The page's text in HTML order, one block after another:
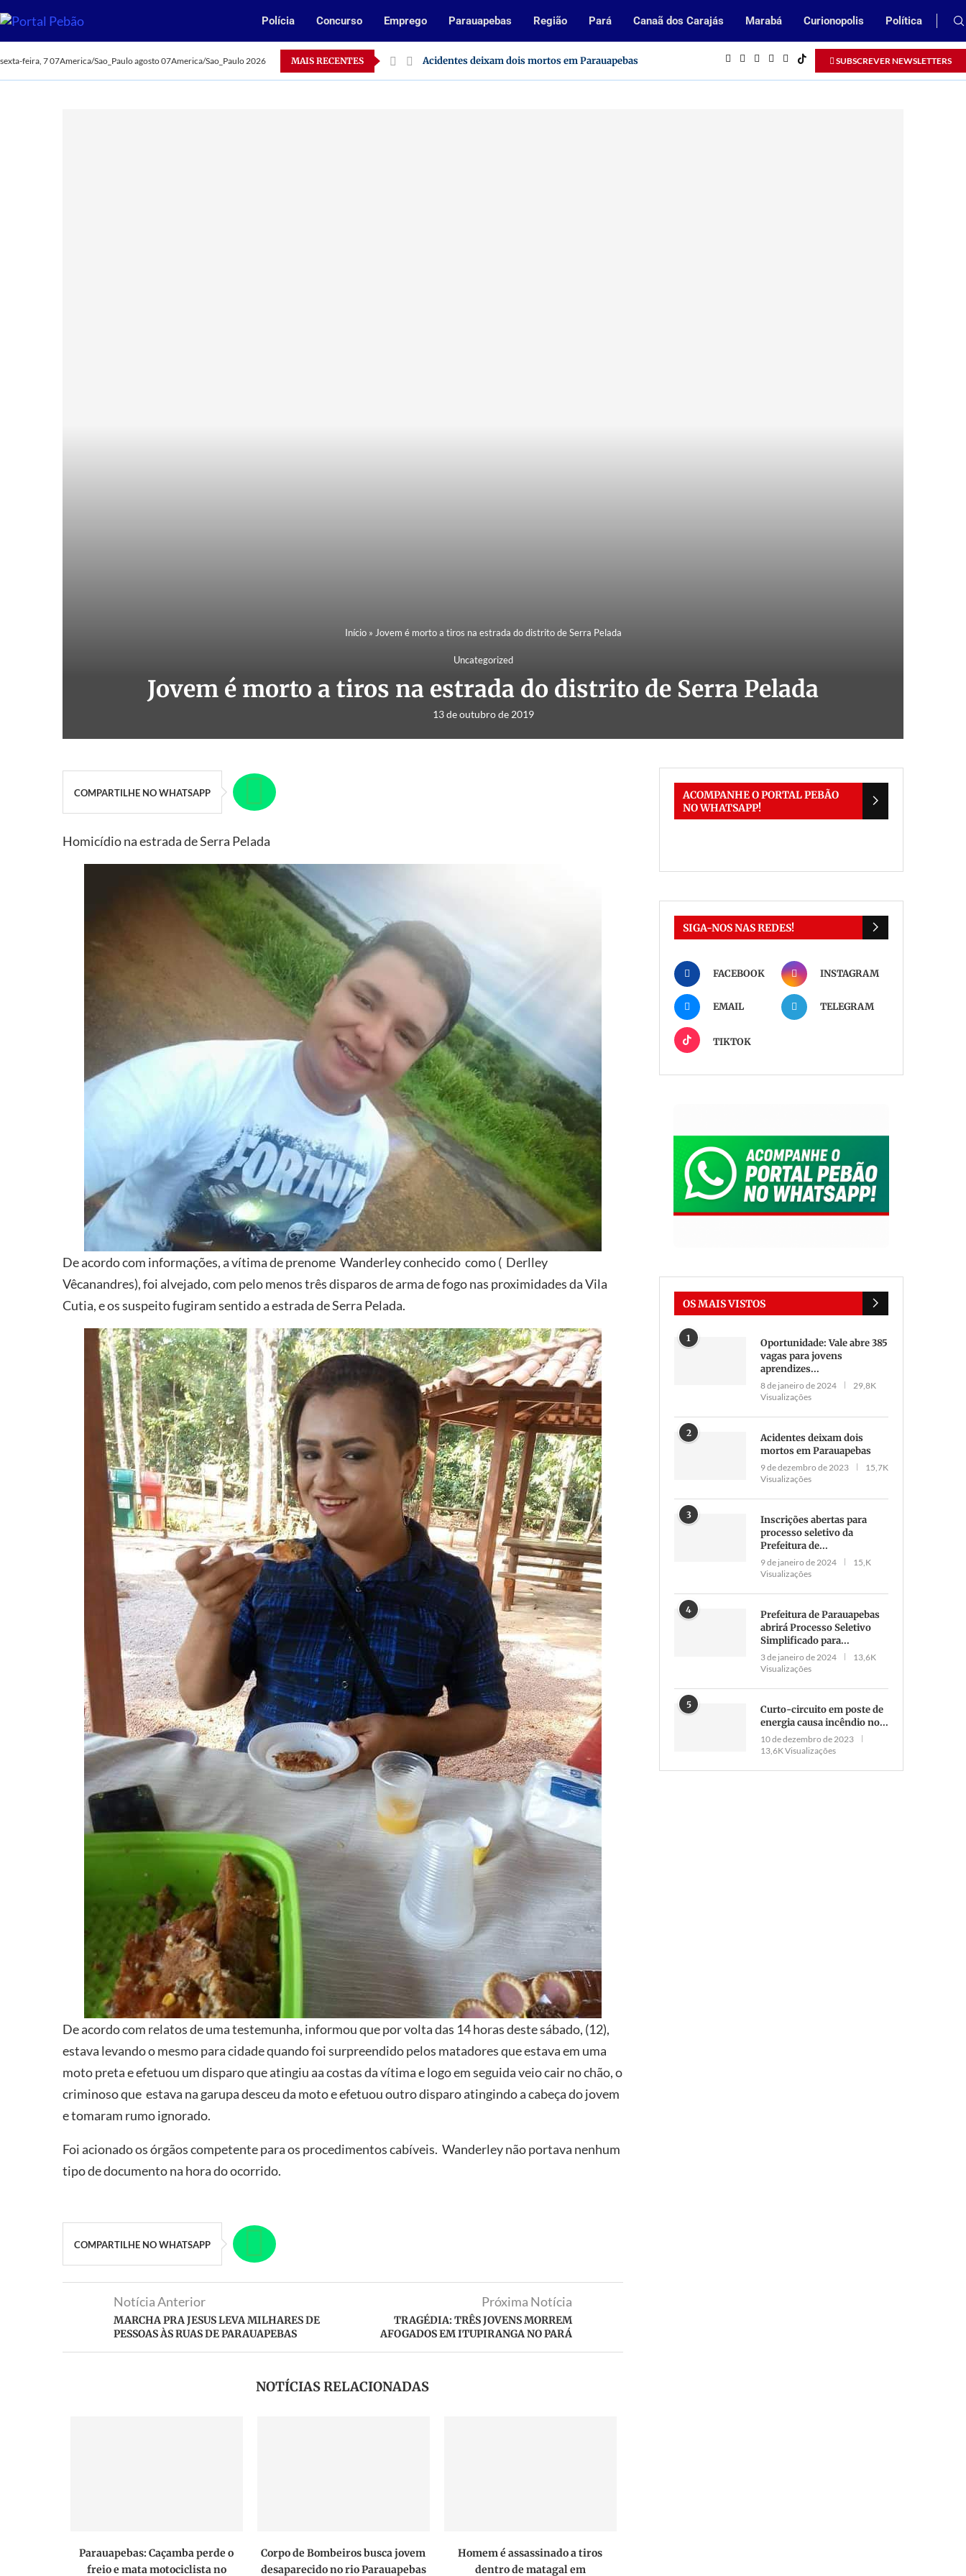
Polícia Concurso Emprego Parauapebas Região Pará Canaã dos Carajás Marabá Curionopolis Política
sexta-feira, 7 07America/Sao_Paulo agosto 07America/Sao_Paulo 2026 MAIS RECENTES
Acidentes deixam dois mortos em Parauapebas Inscrições abertas para processo seletivo da Prefeitura de Parauapebas Prefeitura de Parauapebas abrirá
SUBSCREVER NEWSLETTERS
Início» Jovem é morto a tiros na estrada do distrito de Serra Pelada
Uncategorized
Jovem é morto a tiros na estrada do distrito de Serra Pelada
13 de outubro de 2019
COMPARTILHE NO WHATSAPP
Homicídio na estrada de Serra Pelada
De acordo com informações, a vítima de prenome Wanderley conhecido como ( Derlley
Vêcanandres), foi alvejado, com pelo menos três disparos de arma de fogo nas proximidades da Vila
Cutia, e os suspeito fugiram sentido a estrada de Serra Pelada.
De acordo com relatos de uma testemunha, informou que por volta das 14 horas deste sábado, (12),
estava levando o mesmo para cidade quando foi surpreendido pelos matadores que estava em uma
moto preta e efetuou um disparo que atingiu aa costas da vítima e logo em seguida veio cair no chão, o
criminoso que estava na garupa desceu da moto e efetuou outro disparo atingindo a cabeça do jovem
e tomaram rumo ignorado.
Foi acionado os órgãos competente para os procedimentos cabíveis. Wanderley não portava nenhum
tipo de documento na hora do ocorrido.
COMPARTILHE NO WHATSAPP
Notícia Anterior
MARCHA PRA JESUS LEVA MILHARES DE
PESSOAS ÀS RUAS DE PARAUAPEBAS
Próxima Notícia
TRAGÉDIA: TRÊS JOVENS MORREM
AFOGADOS EM ITUPIRANGA NO PARÁ
NOTÍCIAS RELACIONADAS
Parauapebas: Caçamba perde o
freio e mata motociclista no
Corpo de Bombeiros busca jovem
desaparecido no rio Parauapebas
Homem é assassinado a tiros
dentro de matagal em
ACOMPANHE O PORTAL PEBÃO
NO WHATSAPP!
SIGA-NOS NAS REDES!
FACEBOOK INSTAGRAM
EMAIL TELEGRAM
TIKTOK
OS MAIS VISTOS
1
Oportunidade: Vale abre 385
vagas para jovens
aprendizes...
8 de janeiro de 2024
29,8K
Visualizações
2
Acidentes deixam dois
mortos em Parauapebas
9 de dezembro de 2023
15,7K
Visualizações
3
Inscrições abertas para
processo seletivo da
Prefeitura de...
9 de janeiro de 2024
15,K
Visualizações
4
Prefeitura de Parauapebas
abrirá Processo Seletivo
Simplificado para...
3 de janeiro de 2024
13,6K
Visualizações
5
Curto-circuito em poste de
energia causa incêndio no...
10 de dezembro de 2023
13,6K Visualizações